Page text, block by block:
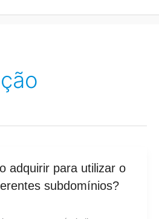
adquirir para utilizar o
subdomínios?